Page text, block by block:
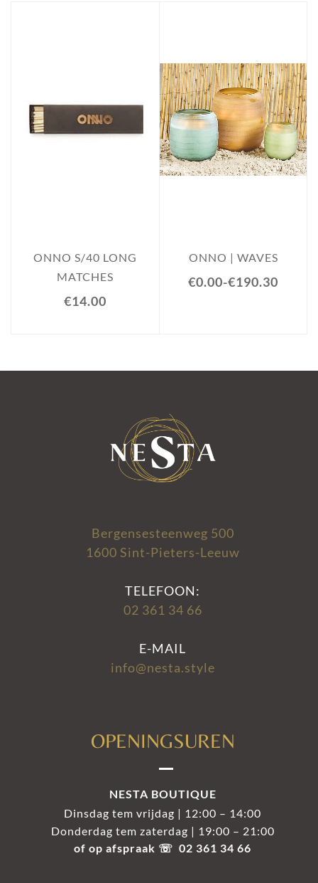
ONNO S/40 LONG
MATCHES
€14.00
ONNO | WAVES
€0.00-€190.30
Bergensesteenweg 500
1600 Sint-Pieters-Leeuw
TELEFOON:
02 361 34 66
E-MAIL
info@nesta.style
OPENINGSUREN
NESTA BOUTIQUE
Dinsdag tem vrijdag | 12:00 – 14:00
Donderdag tem zaterdag | 19:00 – 21:00
of op afspraak ☏ 02 361 34 66